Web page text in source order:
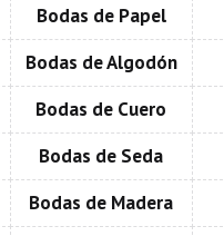
Bodas de Papel
Bodas de Algodón
Bodas de Cuero
Bodas de Seda
Bodas de Madera